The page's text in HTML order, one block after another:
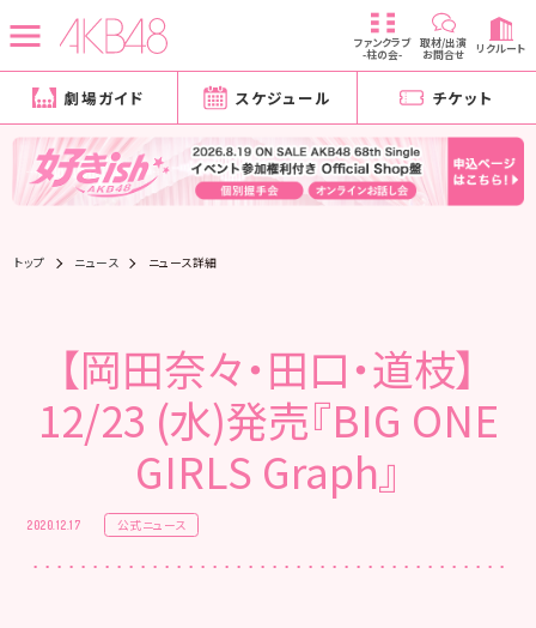
ファンクラブ
-柱の会-
取材/出演
お問合せ リクルート
劇場ガイド スケジュール チケット
トップ ニュース ニュース詳細
【岡田奈々・田口・道枝】
12/23 (水)発売『BIG ONE
GIRLS Graph』
2020.12.17 公式ニュース